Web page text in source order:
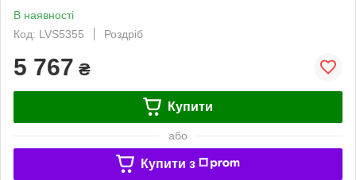
В наявності
Код: LVS5355
Роздріб
5 767 ₴
Купити
або
Купити з